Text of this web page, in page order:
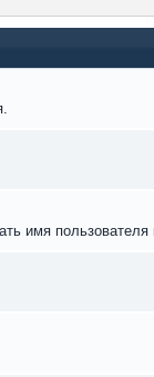
имя пользователя